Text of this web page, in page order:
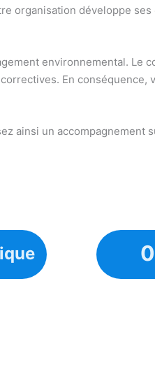
organisation développe
environnemental. Le
En conséquence,
ainsi un accompagnement